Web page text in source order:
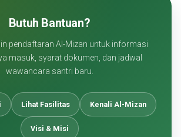
Butuh Bantuan?
pendaftaran Al-Mizan untuk informasi
masuk, syarat dokumen, dan jadwal
wawancara santri baru.
Lihat Fasilitas Kenali Al-Mizan
Visi & Misi